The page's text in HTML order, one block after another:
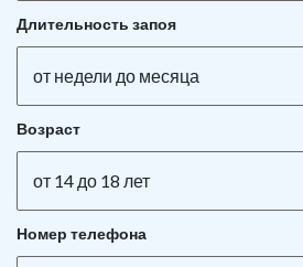
Длительность запоя
от недели до месяца
Возраст
от 14 до 18 лет
Номер телефона